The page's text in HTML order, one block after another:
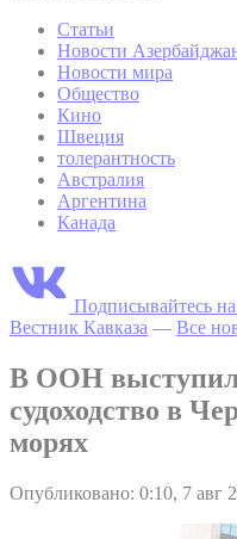
Статьи
Новости
Новости мира
Общество
Кино
Швеция
толерантность
Австралия
Аргентина
Канада
Подписывайтесь
Вестник Кавказа — Все
В ООН
судоходство в
морях
Опубликовано: 0:10, 7 авг